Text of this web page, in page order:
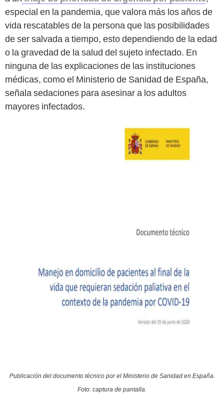
especial en la pandemia, que valora más los años de
vida rescatables de la persona que las posibilidades
de ser salvada a tiempo, esto dependiendo de la edad
o la gravedad de la salud del sujeto infectado. En
ninguna de las explicaciones de las instituciones
médicas, como el Ministerio de Sanidad de España,
señala sedaciones para asesinar a los adultos
mayores infectados.
Publicación del documento técnico por el Ministerio de Sanidad en España.
Foto: captura de pantalla.